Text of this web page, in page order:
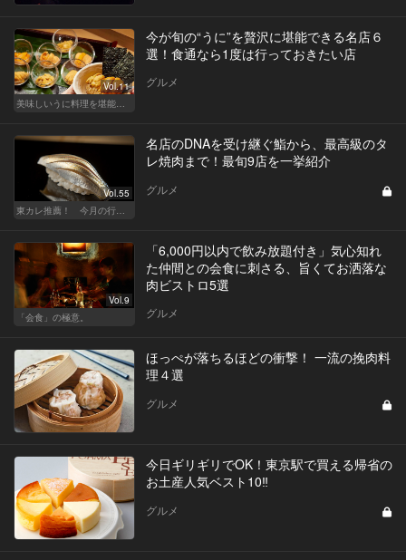
Vol.11
今が旬の“うに”を贅沢に堪能できる名店６
選！食通なら1度は行っておきたい店
グルメ
Vol.55
名店のDNAを受け継ぐ鮨から、最高級のタ
レ焼肉まで！最旬9店を一挙紹介
グルメ
Vol.9
「会食」の極意。
「6,000円以内で飲み放題付き」気心知れ
た仲間との会食に刺さる、旨くてお洒落な
肉ビストロ5選
グルメ
ほっぺが落ちるほどの衝撃！ 一流の挽肉料
理４選
グルメ
今日ギリギリでOK！東京駅で買える帰省の
お土産人気ベスト10‼
グルメ